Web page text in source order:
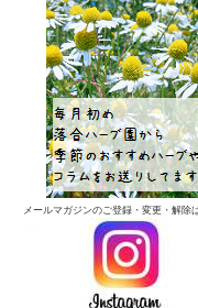
メールマガジンのご登録・変更・解除